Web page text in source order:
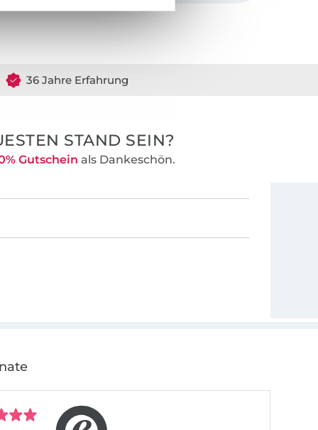
bebilderten
ihre
36 Jahre Erfahrung
STAND SEIN?
Gutschein als Dankeschön.